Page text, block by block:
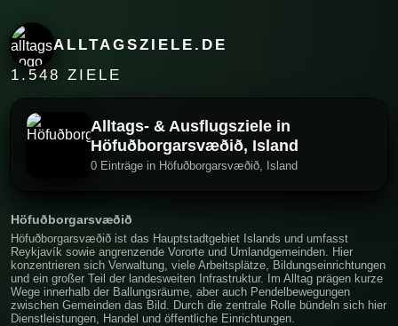
ALLTAGSZIELE.DE
1.548 ZIELE
Alltags- & Ausflugsziele in
Höfuðborgarsvæðið, Island
0 Einträge in Höfuðborgarsvæðið, Island
Höfuðborgarsvæðið
Höfuðborgarsvæðið ist das Hauptstadtgebiet Islands und umfasst
Reykjavík sowie angrenzende Vororte und Umlandgemeinden. Hier
konzentrieren sich Verwaltung, viele Arbeitsplätze, Bildungseinrichtungen
und ein großer Teil der landesweiten Infrastruktur. Im Alltag prägen kurze
Wege innerhalb der Ballungsräume, aber auch Pendelbewegungen
zwischen Gemeinden das Bild. Durch die zentrale Rolle bündeln sich hier
Dienstleistungen, Handel und öffentliche Einrichtungen.